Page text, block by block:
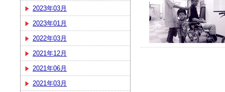
2023年03月
2023年01月
2022年03月
2021年12月
2021年06月
2021年03月